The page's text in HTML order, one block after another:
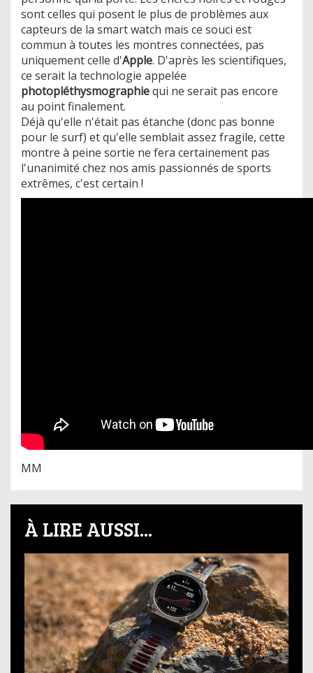
sont celles qui posent le plus de problèmes aux
capteurs de la smart watch mais ce souci est
commun à toutes les montres connectées, pas
uniquement celle d'Apple. D'après les scientifiques,
ce serait la technologie appelée
photopléthysmographiequi ne serait pas encore
au point finalement.
​Déjà qu'elle n'était pas étanche (donc pas bonne
pour le surf) et qu'elle semblait assez fragile, cette
montre à peine sortie ne fera certainement pas
l'unanimité chez nos amis passionnés de sports
extrêmes, c'est certain !
MM
À LIRE AUSSI...